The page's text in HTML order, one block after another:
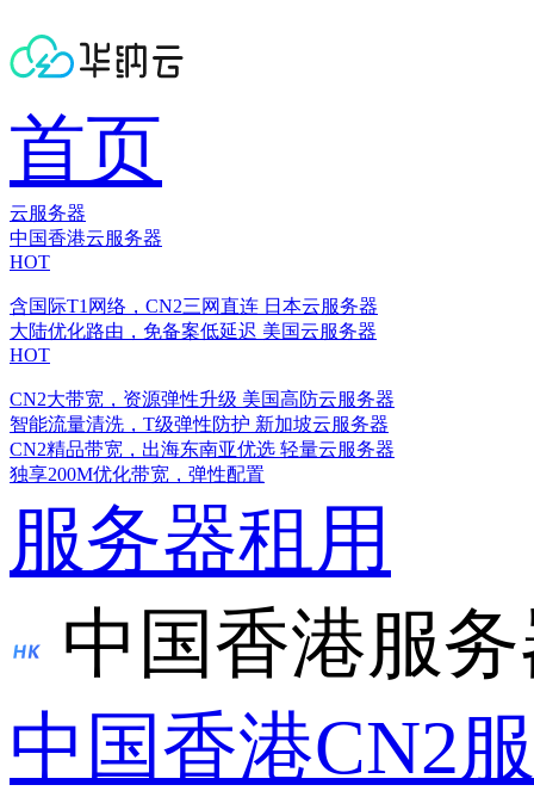
首页
云服务器
中国香港云服务器
HOT
含国际T1网络，CN2三网直连 日本云服务器
大陆优化路由，免备案低延迟 美国云服务器
HOT
CN2大带宽，资源弹性升级 美国高防云服务器
智能流量清洗，T级弹性防护 新加坡云服务器
CN2精品带宽，出海东南亚优选 轻量云服务器
独享200M优化带宽，弹性配置
服务器租用
中国香港服
中国香港CN2